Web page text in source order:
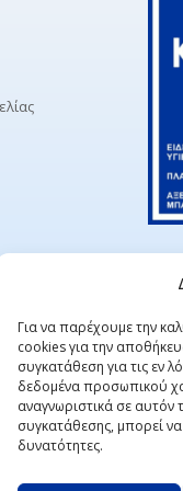
Για να παρέχουμε την
cookies για την
συγκατάθεση για τις εν
δεδομένα προσωπικού
αναγνωριστικά σε
συγκατάθεσης, μπορεί να
δυνατότητες.